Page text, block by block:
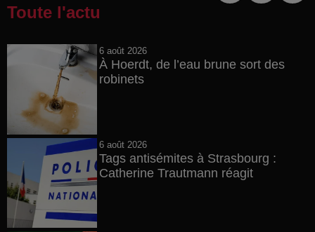
Toute l'actu
6 août 2026
À Hoerdt, de l’eau brune sort des
robinets
6 août 2026
Tags antisémites à Strasbourg :
Catherine Trautmann réagit